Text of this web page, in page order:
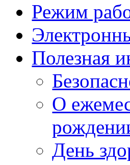
Режим
Полезная
О
День